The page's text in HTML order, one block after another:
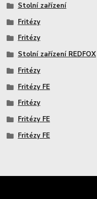
Stolní zařízení
Fritézy
Fritézy
Stolní zařízení REDFOX
Fritézy
Fritézy FE
Fritézy
Fritézy FE
Fritézy FE